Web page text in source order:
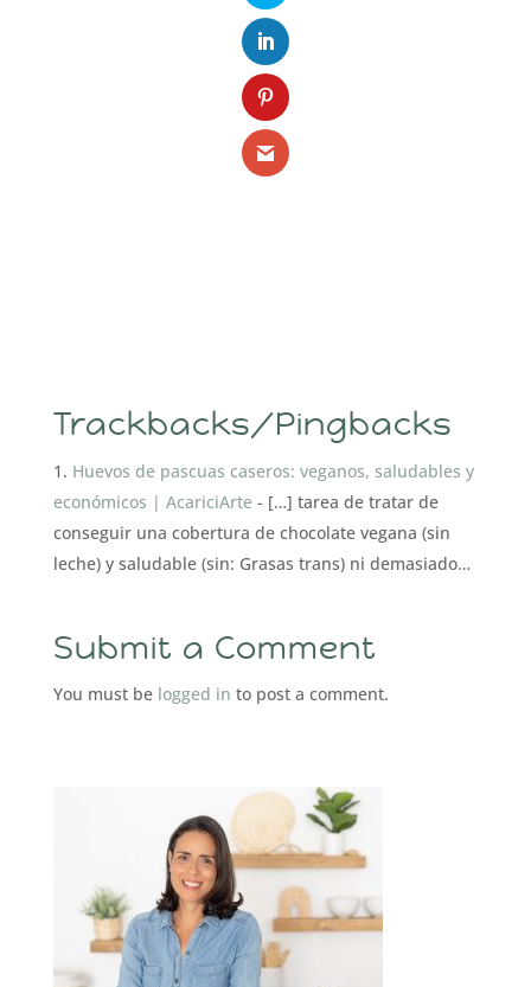
Trackbacks/Pingbacks
Huevos de pascuas caseros: veganos, saludables y
económicos | AcariciArte- […] tarea de tratar de
conseguir una cobertura de chocolate vegana (sin
leche) y saludable (sin: Grasas trans) ni demasiado…
Submit a Comment
You must be logged in to post a comment.